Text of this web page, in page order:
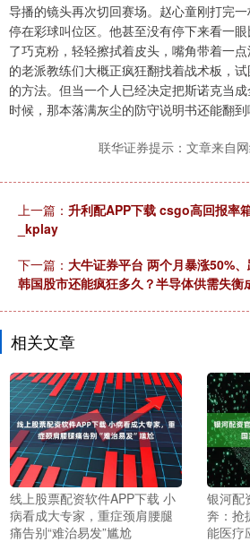
导播的镜头再次切回赛场。赵心童刚打完
停在彩球叫位区。他甚至没有停下来看一
了巧克粉，轻轻擦拭着皮头，嘴角带着一
的老派教练们大概正疯狂翻找着战术板，
的方法。但当一个人已经决定把斯诺克当
时候，那本落满灰尘的防守说明书还能翻到
联华证券提示：文章来自网
上一篇： 升利配APP下载 csgo高回报率
_kplay
下一篇： 大牛证券平台 两个月暴涨50%
韩国股市还能疯狂多久？半导体供需失衡
相关文章
线上股票配资软件APP下载 小
病看成大专家，重症颈肩腰腿
痛告别“难治易发”尴尬
银河配
奔：抢
能医疗